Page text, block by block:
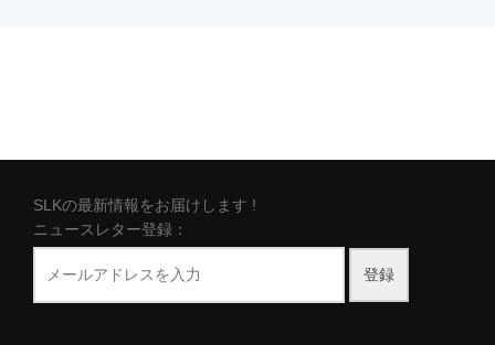
SLKの最新情報をお届けします !
ニュースレター登録：
登録